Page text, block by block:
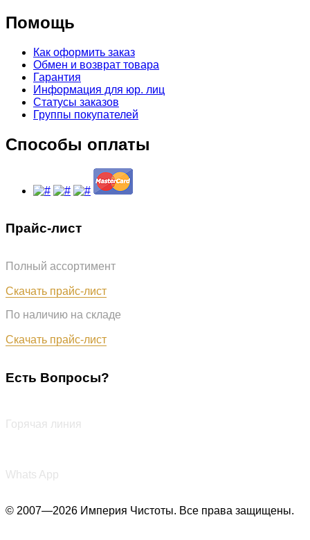
Помощь
Как оформить заказ
Обмен и возврат товара
Гарантия
Информация для юр. лиц
Статусы заказов
Группы покупателей
Способы оплаты
Прайс-лист
Полный ассортимент
Скачать прайс-лист
По наличию на складе
Скачать прайс-лист
Есть Вопросы?
Горячая линия
Whats App
© 2007—2026 Империя Чистоты. Все права защищены.